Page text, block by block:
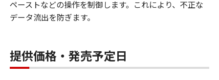
ペーストなどの操作を制御します。これにより、不正な
データ流出を防ぎます。
提供価格・発売予定日